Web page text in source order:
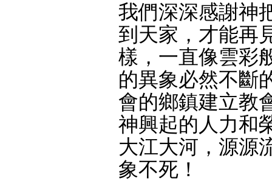
我們深深感謝神
到天家，才能再
樣，一直像雲彩
的異象必然不斷
會的鄉鎮建立教
神興起的人力和
大江大河，源源
象不死！